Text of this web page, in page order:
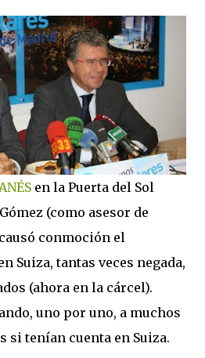
en la Puerta del Sol
(como asesor de
conmoción el
Suiza, tantas veces negada,
(ahora en la cárcel).
uno por uno, a muchos
si tenían cuenta en Suiza.